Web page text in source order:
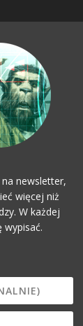
na newsletter,
więcej niż
W każdej
wypisać.